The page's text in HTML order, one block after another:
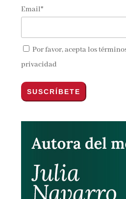
Email*
Por favor, acepta los
privacidad